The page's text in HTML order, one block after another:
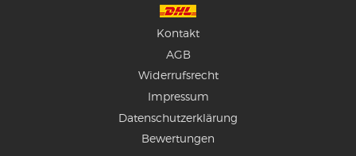
Kontakt
AGB
Widerrufsrecht
Impressum
Datenschutzerklärung
Bewertungen